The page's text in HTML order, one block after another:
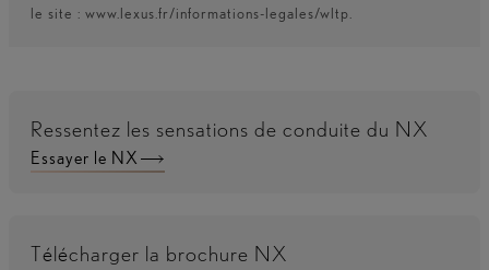
le site : www.lexus.fr/informations-legales/wltp.
Ressentez les sensations de conduite du NX
Essayer le NX
Télécharger la brochure NX